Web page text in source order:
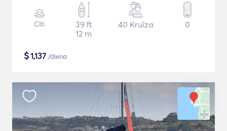
Citi
39 ft
12 m
40 Kruīza 0
$1,137 /diena